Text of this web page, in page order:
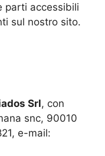
parti accessibili
sul nostro sito.
Srl, con
snc, 90010
e-mail: